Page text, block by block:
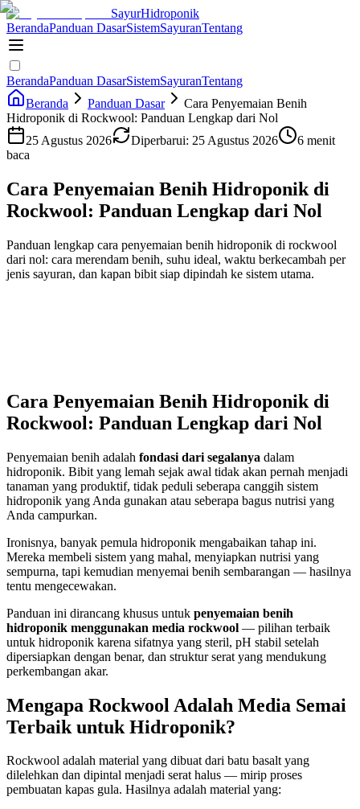
SayurHidroponik
BerandaPanduan DasarSistemSayuranTentang
BerandaPanduan DasarSistemSayuranTentang
Beranda
Panduan Dasar
Cara Penyemaian Benih
Hidroponik di Rockwool: Panduan Lengkap dari Nol
25 Agustus 2026
Diperbarui: 25 Agustus 2026
6 menit
baca
Cara Penyemaian Benih Hidroponik di
Rockwool: Panduan Lengkap dari Nol
Panduan lengkap cara penyemaian benih hidroponik di rockwool
dari nol: cara merendam benih, suhu ideal, waktu berkecambah per
jenis sayuran, dan kapan bibit siap dipindah ke sistem utama.
Cara Penyemaian Benih Hidroponik di
Rockwool: Panduan Lengkap dari Nol
Penyemaian benih adalah fondasi dari segalanya dalam
hidroponik. Bibit yang lemah sejak awal tidak akan pernah menjadi
tanaman yang produktif, tidak peduli seberapa canggih sistem
hidroponik yang Anda gunakan atau seberapa bagus nutrisi yang
Anda campurkan.
Ironisnya, banyak pemula hidroponik mengabaikan tahap ini.
Mereka membeli sistem yang mahal, menyiapkan nutrisi yang
sempurna, tapi kemudian menyemai benih sembarangan — hasilnya
tentu mengecewakan.
Panduan ini dirancang khusus untuk penyemaian benih
hidroponik menggunakan media rockwool — pilihan terbaik
untuk hidroponik karena sifatnya yang steril, pH stabil setelah
dipersiapkan dengan benar, dan struktur serat yang mendukung
perkembangan akar.
Mengapa Rockwool Adalah Media Semai
Terbaik untuk Hidroponik?
Rockwool adalah material yang dibuat dari batu basalt yang
dilelehkan dan dipintal menjadi serat halus — mirip proses
pembuatan kapas gula. Hasilnya adalah material yang: